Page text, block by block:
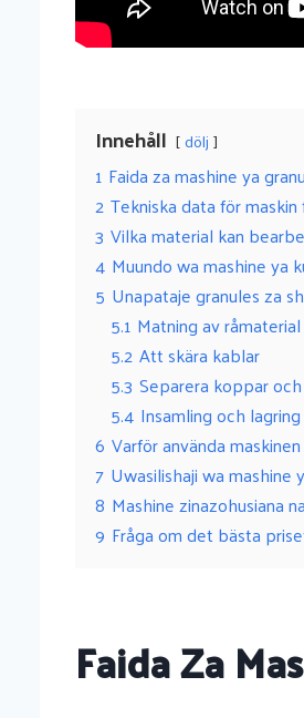
Innehåll dölj
1 Faida za mashine ya
2 Tekniska data för
3 Vilka material kan
4 Muundo wa mashine ya
5 Unapataje granules za
5.1 Matning av råmaterial
5.2 Att skära kablar
5.3 Separera koppar
5.4 Insamling och lagring
6 Varför använda
7 Uwasilishaji wa mashine
8 Mashine zinazohusiana
9 Fråga om det bästa
Faida Za